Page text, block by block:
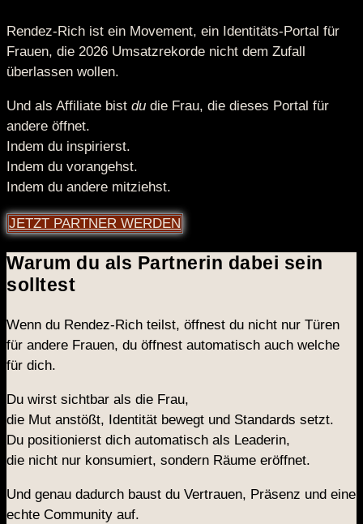
Rendez-Rich ist ein Movement, ein Identitäts-Portal für
Frauen, die 2026 Umsatzrekorde nicht dem Zufall
überlassen wollen.
Und als Affiliate bist du die Frau, die dieses Portal für
andere öffnet.
Indem du inspirierst.
Indem du vorangehst.
Indem du andere mitziehst.
JETZT PARTNER WERDEN
Warum du als Partnerin dabei sein
solltest
Wenn du Rendez-Rich teilst, öffnest du nicht nur Türen
für andere Frauen, du öffnest automatisch auch welche
für dich.
Du wirst sichtbar als die Frau,
die Mut anstößt, Identität bewegt und Standards setzt.
Du positionierst dich automatisch als Leaderin,
die nicht nur konsumiert, sondern Räume eröffnet.
Und genau dadurch baust du Vertrauen, Präsenz und eine
echte Community auf.